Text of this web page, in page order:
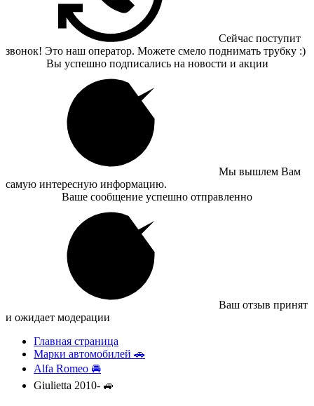
Сейчас поступит
звонок! Это наш оператор. Можете смело поднимать трубку :)
Вы успешно подписались на новости и акции
Мы вышлем Вам
самую интересную информацию.
Ваше сообщение успешно отправленно
Ваш отзыв принят
и ожидает модерации
Главная страница
Марки автомобилей 🚗
Alfa Romeo 🚘
Giulietta 2010- 🚙